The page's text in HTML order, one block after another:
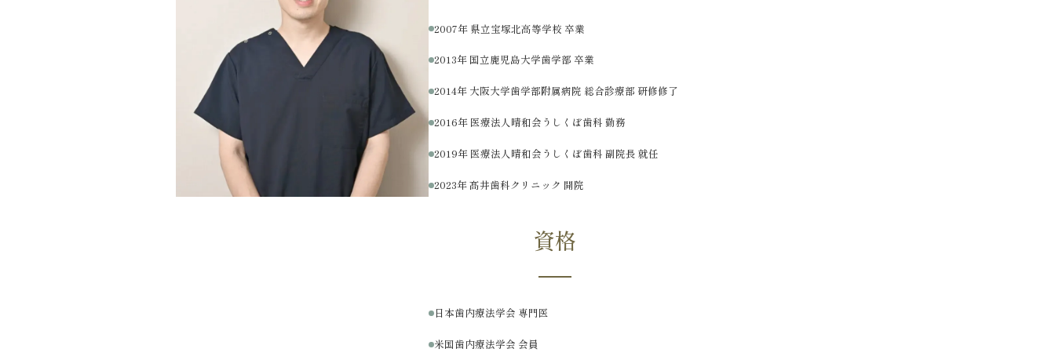
2007年 県立宝塚北高等学校 卒業
2013年 国立鹿児島大学歯学部 卒業
2014年 大阪大学歯学部附属病院 総合診療部 研修修了
2016年 医療法人晴和会うしくぼ歯科 勤務
2019年 医療法人晴和会うしくぼ歯科 副院長 就任
2023年 髙井歯科クリニック 開院
資格
日本歯内療法学会 専門医
米国歯内療法学会 会員